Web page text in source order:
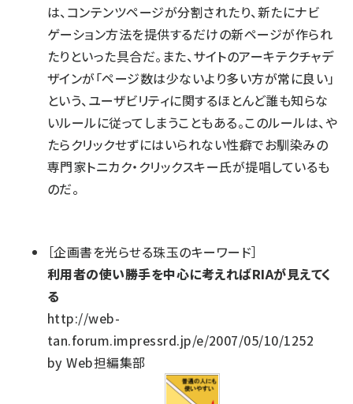
は、コンテンツページが分割されたり、新たにナビ
ゲーション方法を提供するだけの新ページが作られ
たりといった具合だ。また、サイトのアーキテクチャデ
ザインが「ページ数は少ないより多い方が常に良い」
という、ユーザビリティに関するほとんど誰も知らな
いルールに従ってしまうこともある。このルールは、や
たらクリックせずにはいられない性癖でお馴染みの
専門家トニカク・クリックスキー氏が提唱しているも
のだ。
［企画書を光らせる珠玉のキーワード］
利用者の使い勝手を中心に考えればRIAが見えてく
る
http://web-
tan.forum.impressrd.jp/e/2007/05/10/1252
by Web担編集部